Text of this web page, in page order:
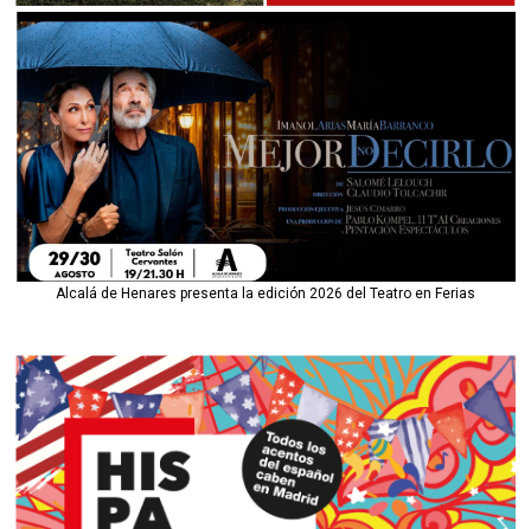
Alcalá de Henares presenta la edición 2026 del Teatro en Ferias